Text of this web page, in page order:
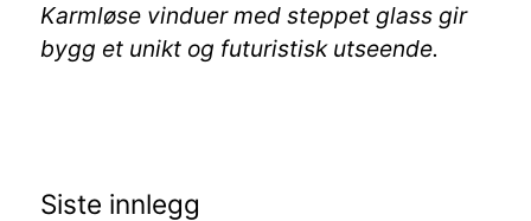
Karmløse vinduer med steppet glass gir
bygg et unikt og futuristisk utseende.
Siste innlegg